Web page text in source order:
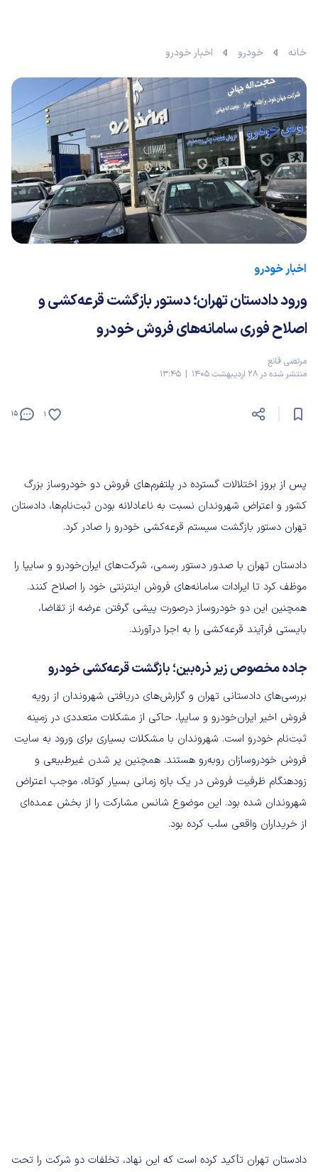
خانه خودرو اخبار خودرو
اخبار خودرو
ورود دادستان تهران؛ دستور بازگشت قرعه‌کشی و
اصلاح فوری سامانه‌های فروش خودرو
مرتضی قانع
منتشر شده در 28 اردیبهشت 1405 | 13:45
15 1
پس از بروز اختلالات گسترده در پلتفرم‌های فروش دو خودروساز بزرگ
کشور و اعتراض شهروندان نسبت به ناعادلانه بودن ثبت‌نام‌ها، دادستان
تهران دستور بازگشت سیستم قرعه‌کشی خودرو را صادر کرد.
دادستان تهران با صدور دستور رسمی، شرکت‌های ایران‌خودرو و سایپا را
موظف کرد تا ایرادات سامانه‌های فروش اینترنتی خود را اصلاح کنند.
همچنین این دو خودروساز درصورت پیشی گرفتن عرضه از تقاضا،
بایستی فرآیند قرعه‌کشی را به اجرا درآورند.
جاده مخصوص زیر ذره‌بین؛ بازگشت قرعه‌کشی خودرو
بررسی‌های دادستانی تهران و گزارش‌های دریافتی شهروندان از رویه
فروش اخیر ایران‌خودرو و سایپا، حاکی از مشکلات متعددی در زمینه
ثبت‌نام خودرو است. شهروندان با مشکلات بسیاری برای ورود به سایت
فروش خودروسازان روبه‌رو هستند. همچنین پر شدن غیرطبیعی و
زودهنگام ظرفیت فروش در یک بازه زمانی بسیار کوتاه، موجب اعتراض
شهروندان شده بود. این موضوع شانس مشارکت را از بخش عمده‌ای
از خریداران واقعی سلب کرده بود.
دادستان تهران تأکید کرده است که این نهاد، تخلفات دو شرکت را تحت